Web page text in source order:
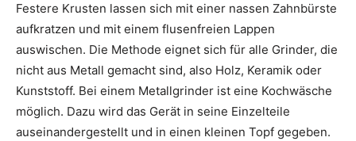
Festere Krusten lassen sich mit einer nassen Zahnbürste
aufkratzen und mit einem flusenfreien Lappen
auswischen. Die Methode eignet sich für alle Grinder, die
nicht aus Metall gemacht sind, also Holz, Keramik oder
Kunststoff. Bei einem Metallgrinder ist eine Kochwäsche
möglich. Dazu wird das Gerät in seine Einzelteile
auseinandergestellt und in einen kleinen Topf gegeben.